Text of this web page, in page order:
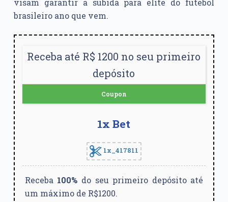
visam garantir a subida para elite do futebol
brasileiro ano que vem.
Receba até R$ 1200 no seu primeiro
depósito
Coupon
1x Bet
1x_417811
Receba 100% do seu primeiro depósito até
um máximo de R$1200.